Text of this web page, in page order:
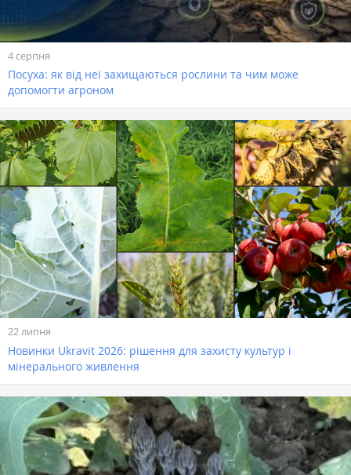
4 серпня
Посуха: як від неї захищаються рослини та чим може
допомогти агроном
22 липня
Новинки Ukravit 2026: рішення для захисту культур і
мінерального живлення